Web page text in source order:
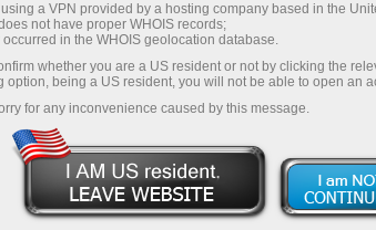
a VPN provided by a hosting company based in the
not have proper WHOIS records;
occurred in the WHOIS geolocation database.
whether you are a US resident or not by clicking the
option, being a US resident, you will not be able to open an
for any inconvenience caused by this message.